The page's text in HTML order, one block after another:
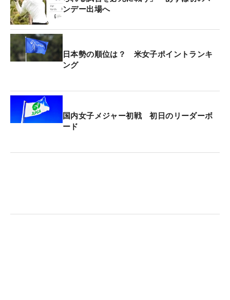
ァー・カプチョ（米国）が続いている。
今大会の賞金総額は325万ドル（約5億800万円）。
優勝者には48万7500ドル（約7600万円）が贈られ
ンデー出場へ
日本勢の順位は？ 米女子ポイントランキ
ング
国内女子メジャー初戦 初日のリーダーボ
ード